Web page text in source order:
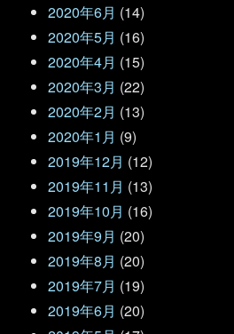
2020年6月 (14)
2020年5月 (16)
2020年4月 (15)
2020年3月 (22)
2020年2月 (13)
2020年1月 (9)
2019年12月 (12)
2019年11月 (13)
2019年10月 (16)
2019年9月 (20)
2019年8月 (20)
2019年7月 (19)
2019年6月 (20)